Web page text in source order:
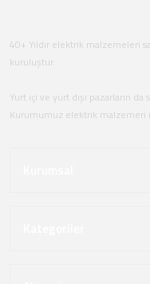
40+ Yıldır elektrik malzemeleri
kuruluştur.
Yurt içi ve yurt dışı pazarların
Kurumumuz elektrik malzemeri